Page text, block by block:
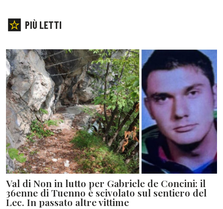
PIÙ LETTI
Val di Non in lutto per Gabriele de Concini: il
36enne di Tuenno è scivolato sul sentiero del
Lec. In passato altre vittime